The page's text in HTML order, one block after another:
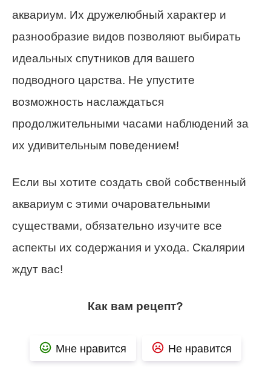
аквариум. Их дружелюбный характер и
разнообразие видов позволяют выбирать
идеальных спутников для вашего
подводного царства. Не упустите
возможность наслаждаться
продолжительными часами наблюдений за
их удивительным поведением!
Если вы хотите создать свой собственный
аквариум с этими очаровательными
существами, обязательно изучите все
аспекты их содержания и ухода. Скалярии
ждут вас!
Как вам рецепт?
Мне нравится Не нравится